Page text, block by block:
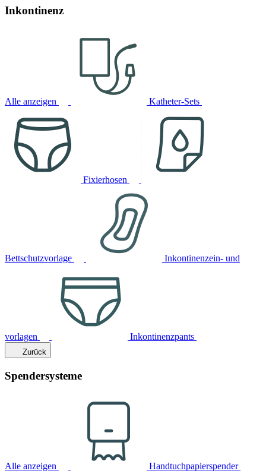
Inkontinenz
Alle anzeigen Katheter-Sets
Fixierhosen
Bettschutzvorlage Inkontinenzein- und
vorlagen Inkontinenzpants
Zurück
Spendersysteme
Alle anzeigen Handtuchpapierspender